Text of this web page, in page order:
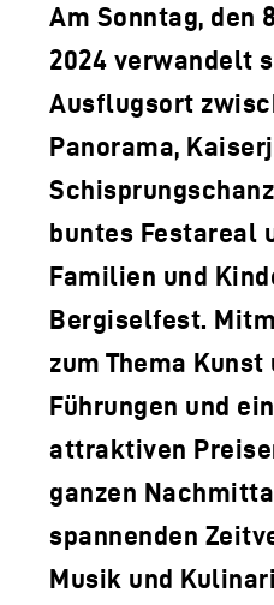
Am Sonntag, den
2024 verwandelt
Ausflugsort
Panorama,
buntes Festareal
Familien und
Bergiselfest.
zum Thema Kunst
Führungen und
attraktiven
ganzen
spannenden
Musik und